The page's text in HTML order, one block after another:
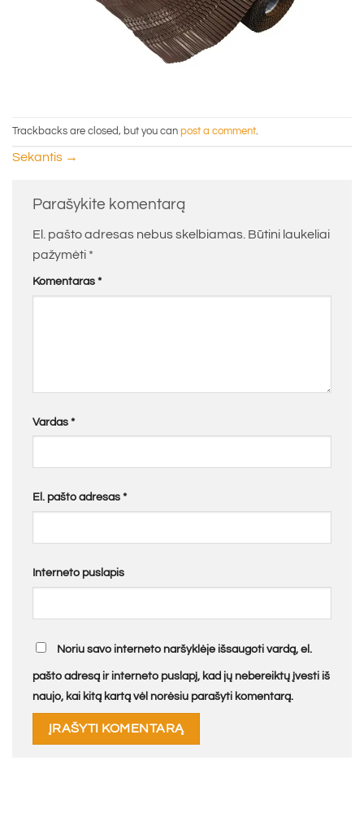
Trackbacks are closed, but you can post a comment
Sekantis →
Parašykite komentarą
El. pašto adresas nebus skelbiamas. Būtini laukeliai
pažymėti *
Komentaras *
Vardas *
El. pašto adresas *
Interneto puslapis
Noriu savo interneto naršyklėje išsaugoti vardą, el.
pašto adresą ir interneto puslapį, kad jų nebereiktų įvesti iš
naujo, kai kitą kartą vėl norėsiu parašyti komentarą.